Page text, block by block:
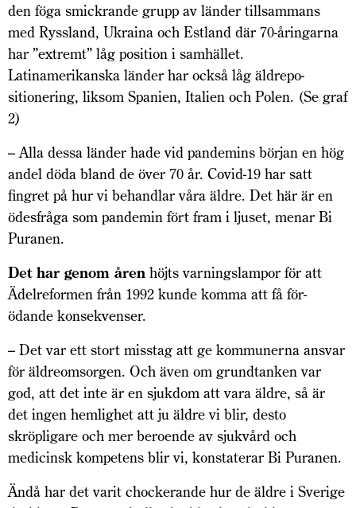
den föga smickrande grupp av länder tillsammans
med Ryssland, Ukraina och Estland där 70-åringarna
har ”extremt” låg position i samhället.
Latinamerikanska länder har också låg äldrepo­
sitionering, liksom Spanien, Italien och Polen. (Se graf
2)
– Alla dessa länder hade vid pandemins början en hög
andel döda bland de över 70 år. Covid-19 har satt
fingret på hur vi behandlar våra äldre. Det här är en
ödesfråga som pandemin fört fram i ljuset, menar Bi
Puranen.
Det har genom åren höjts varningslampor för att
Ädelreformen från 1992 kunde komma att få för­
ödande konsekvenser.
– Det var ett stort misstag att ge kommunerna ansvar
för äldreomsorgen. Och även om grundtanken var
god, att det inte är en sjukdom att vara äldre, så är
det ingen hemlighet att ju äldre vi blir, desto
skröpligare och mer beroende av sjukvård och
medicinsk kompetens blir vi, konstaterar Bi Puranen.
Ändå har det varit chockerande hur de äldre i Sverige